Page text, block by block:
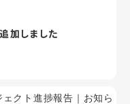
加しました